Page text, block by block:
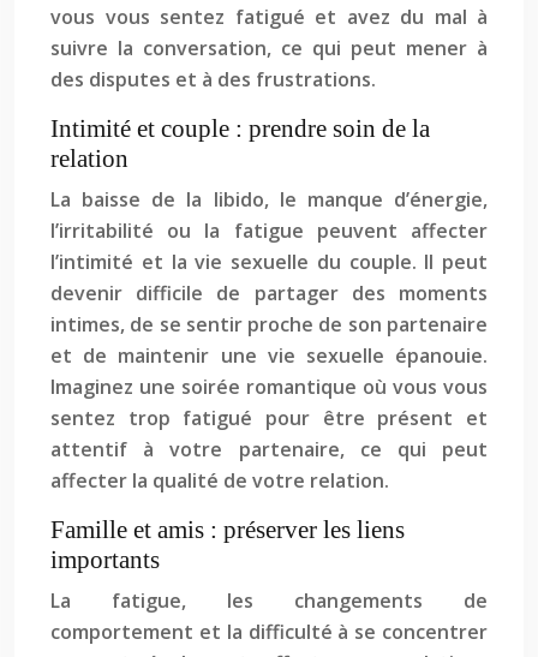
vous vous sentez fatigué et avez du mal à
suivre la conversation, ce qui peut mener à
des disputes et à des frustrations.
Intimité et couple : prendre soin de la
relation
La baisse de la libido, le manque d’énergie,
l’irritabilité ou la fatigue peuvent affecter
l’intimité et la vie sexuelle du couple. Il peut
devenir difficile de partager des moments
intimes, de se sentir proche de son partenaire
et de maintenir une vie sexuelle épanouie.
Imaginez une soirée romantique où vous vous
sentez trop fatigué pour être présent et
attentif à votre partenaire, ce qui peut
affecter la qualité de votre relation.
Famille et amis : préserver les liens
importants
La fatigue, les changements de
comportement et la difficulté à se concentrer